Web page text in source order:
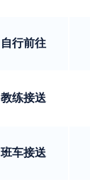
自行前往
教练接送
班车接送